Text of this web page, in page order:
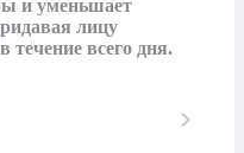
и уменьшает
лицу
течение всего дня.